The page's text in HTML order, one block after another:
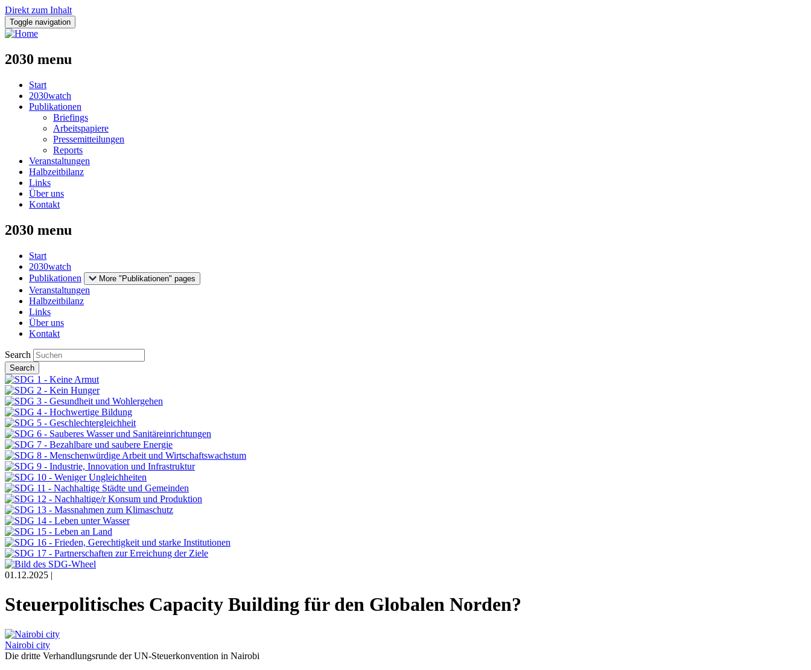
Direkt zum Inhalt
Toggle navigation
2030 menu
Start
2030watch
Publikationen
Briefings
Arbeitspapiere
Pressemitteilungen
Reports
Veranstaltungen
Halbzeitbilanz
Links
Über uns
Kontakt
2030 menu
Start
2030watch
Publikationen
More "Publikationen" pages
Veranstaltungen
Halbzeitbilanz
Links
Über uns
Kontakt
Search
01.12.2025 |
Steuerpolitisches Capacity Building für den Globalen Norden?
Nairobi city
Die dritte Verhandlungsrunde der UN-Steuerkonvention in Nairobi